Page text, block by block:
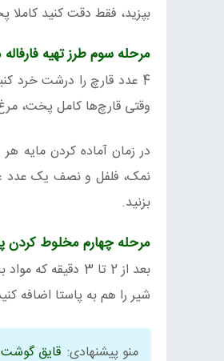
بپزید، فقط دقت کنید کاملا
مرحله سوم طرز تهیه
4 عدد قارچ را درشت خرد
وقتی قارچ‌ها کامل پخت،
نمک، فلفل و نصف یک عدد
بزنید.
مرحله چهارم مخلوط کردن
بعد از 2 تا 3
شیر را هم به پاستا اضافه
منو پیشنهادی: قایق